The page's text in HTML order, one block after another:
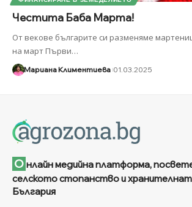
Честита Баба Марта!
От векове българите си разменяме
на март Първи…
Мариана Климентиева 01.03.2025
О нлайн медийна платформа,
селското стопанство и
България